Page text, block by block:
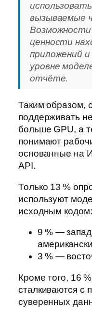
вызываемые
Возможности
ценности
приложений и
уровне
отчёте.
Таким образом,
поддерживать
больше GPU, а
понимают
основанные на
API.
Только 13 %
используют
исходным кодом:
9 % —
3 % —
Кроме того, 16
сталкиваются с
суверенных